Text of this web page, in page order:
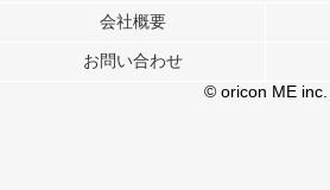
行っています。
メディアや広告配信、データ解析の各パートナー
各パートナーは、この情報とユーザーが各パー
ユーザーが各パートナーのサービスを使用した
会社概要
お問い合わせ
© oricon ME inc.